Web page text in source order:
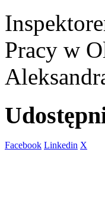
Pracy w
Facebook Linkedin X